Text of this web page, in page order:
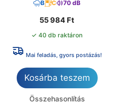
B C 70 dB
55 984 Ft
✓ 40 db raktáron
Mai feladás, gyors postázás!
Kosárba teszem
Összehasonlítás